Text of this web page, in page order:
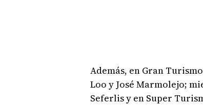
Además, en Gran
Loo y José Marmolejo;
Seferlis y en Super